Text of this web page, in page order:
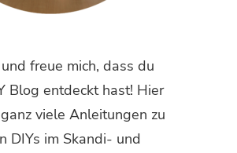
freue mich, dass du
Blog entdeckt hast! Hier
viele Anleitungen zu
DIYs im Skandi- und